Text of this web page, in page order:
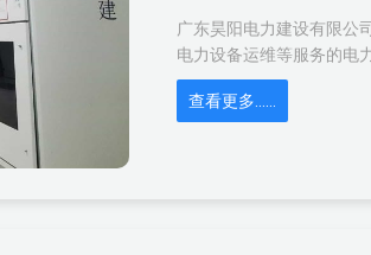
广东昊阳电力建设有限公
电力设备运维等服务的电
查看更多……